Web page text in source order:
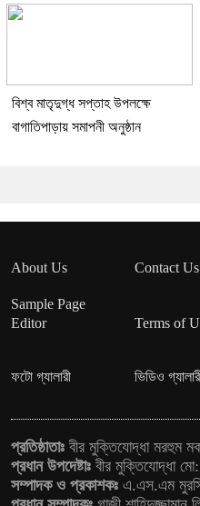
বিশ্ব মাতৃদুগ্ধ সপ্তাহ উপলক্ষে
বাগাতিপাড়ায় সমাপনী অনুষ্ঠান
About Us Contact Us
Sample Page
Editor
Terms of
ফটো গ্যালারী ভিডিও
প্রতিষ্ঠাতাঃ বীর মুক্তিযোদ্ধা মরহুম
প্রধান উপদেষ্টাঃ বীর মুক্তিযোদ্ধা
সম্পাদক ও প্রকাশকঃ এ.এস.এম